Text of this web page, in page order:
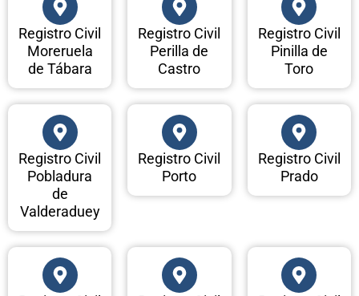
Registro Civil
Moreruela
de Tábara
Registro Civil
Perilla de
Castro
Registro Civil
Pinilla de
Toro
Registro Civil
Pobladura
de
Valderaduey
Registro Civil
Porto
Registro Civil
Prado